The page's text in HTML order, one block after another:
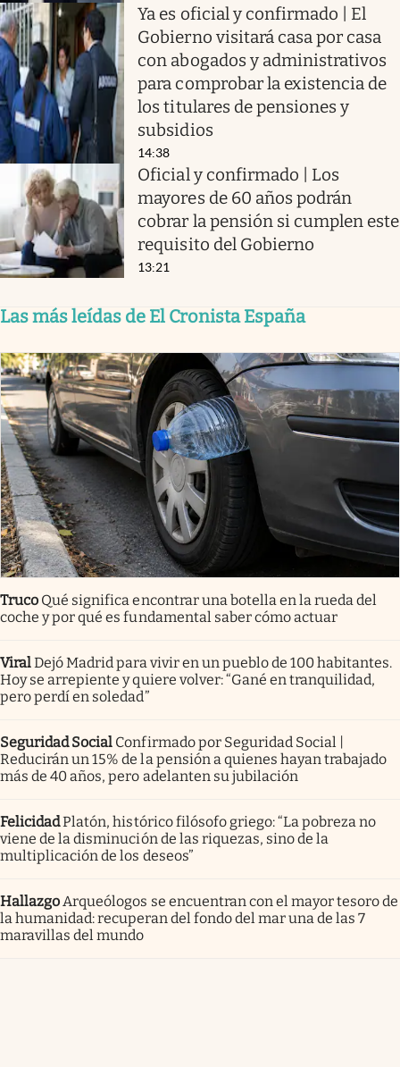
Ya es oficial y confirmado | El
Gobierno visitará casa por casa
con abogados y administrativos
para comprobar la existencia de
los titulares de pensiones y
subsidios
14:38
Oficial y confirmado | Los
mayores de 60 años podrán
cobrar la pensión si cumplen este
requisito del Gobierno
13:21
Las más leídas de El Cronista España
Truco Qué significa encontrar una botella en la rueda del
coche y por qué es fundamental saber cómo actuar
ViralDejó Madrid para vivir en un pueblo de 100 habitantes.
Hoy se arrepiente y quiere volver: “Gané en tranquilidad,
pero perdí en soledad”
Seguridad Social Confirmado por Seguridad Social |
Reducirán un 15% de la pensión a quienes hayan trabajado
más de 40 años, pero adelanten su jubilación
FelicidadPlatón, histórico filósofo griego: “La pobreza no
viene de la disminución de las riquezas, sino de la
multiplicación de los deseos”
Hallazgo Arqueólogos se encuentran con el mayor tesoro de
la humanidad: recuperan del fondo del mar una de las 7
maravillas del mundo